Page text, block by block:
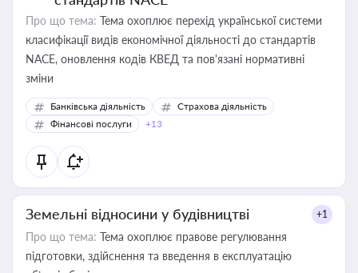
Про що тема: Тема охоплює перехід української системи
класифікації видів економічної діяльності до стандартів
NACE, оновлення кодів КВЕД та пов'язані нормативні
зміни
Банківська діяльність
Страхова діяльність
Фінансові послуги
+13
Земельні відносини у будівництві +1
Про що тема: Тема охоплює правове регулювання
підготовки, здійснення та введення в експлуатацію